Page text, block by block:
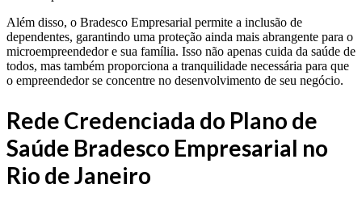
Além disso, o Bradesco Empresarial permite a inclusão de
dependentes, garantindo uma proteção ainda mais abrangente para o
microempreendedor e sua família. Isso não apenas cuida da saúde de
todos, mas também proporciona a tranquilidade necessária para que
o empreendedor se concentre no desenvolvimento de seu negócio.
Rede Credenciada do Plano de
Saúde Bradesco Empresarial no
Rio de Janeiro